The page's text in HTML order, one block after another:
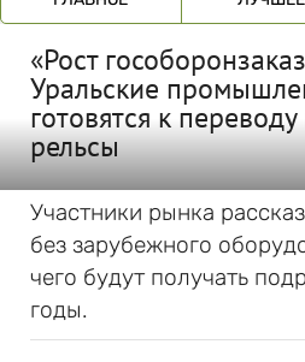
«Рост
Уральские
готовятся к
рельсы
Участники рынка
без зарубежного
чего будут получать
годы.